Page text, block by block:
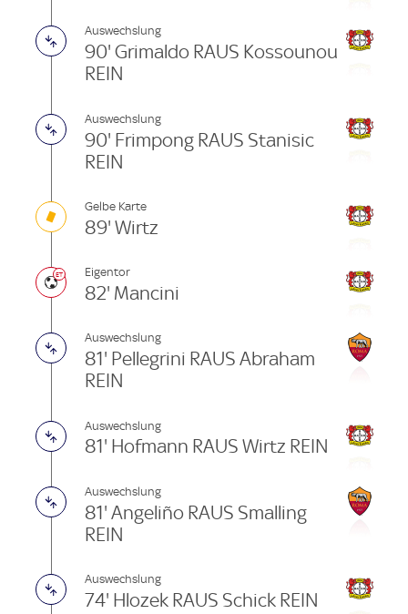
Auswechslung
90' Grimaldo RAUS Kossounou
REIN
Auswechslung
90' Frimpong RAUS Stanisic
REIN
Gelbe Karte
89' Wirtz
Eigentor
82' Mancini
Auswechslung
81' Pellegrini RAUS Abraham
REIN
Auswechslung
81' Hofmann RAUS Wirtz REIN
Auswechslung
81' Angeliño RAUS Smalling
REIN
Auswechslung
74' Hlozek RAUS Schick REIN